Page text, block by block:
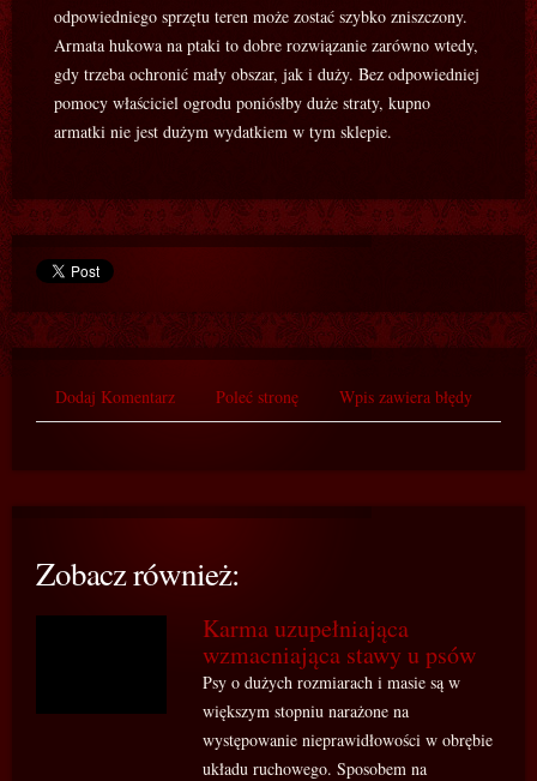
odpowiedniego sprzętu teren może zostać szybko zniszczony.
Armata hukowa na ptaki to dobre rozwiązanie zarówno wtedy,
gdy trzeba ochronić mały obszar, jak i duży. Bez odpowiedniej
pomocy właściciel ogrodu poniósłby duże straty, kupno
armatki nie jest dużym wydatkiem w tym sklepie.
Dodaj Komentarz Poleć stronę Wpis zawiera błędy
Zobacz również:
Karma uzupełniająca
wzmacniająca stawy u psów
Psy o dużych rozmiarach i masie są w
większym stopniu narażone na
występowanie nieprawidłowości w obrębie
układu ruchowego. Sposobem na